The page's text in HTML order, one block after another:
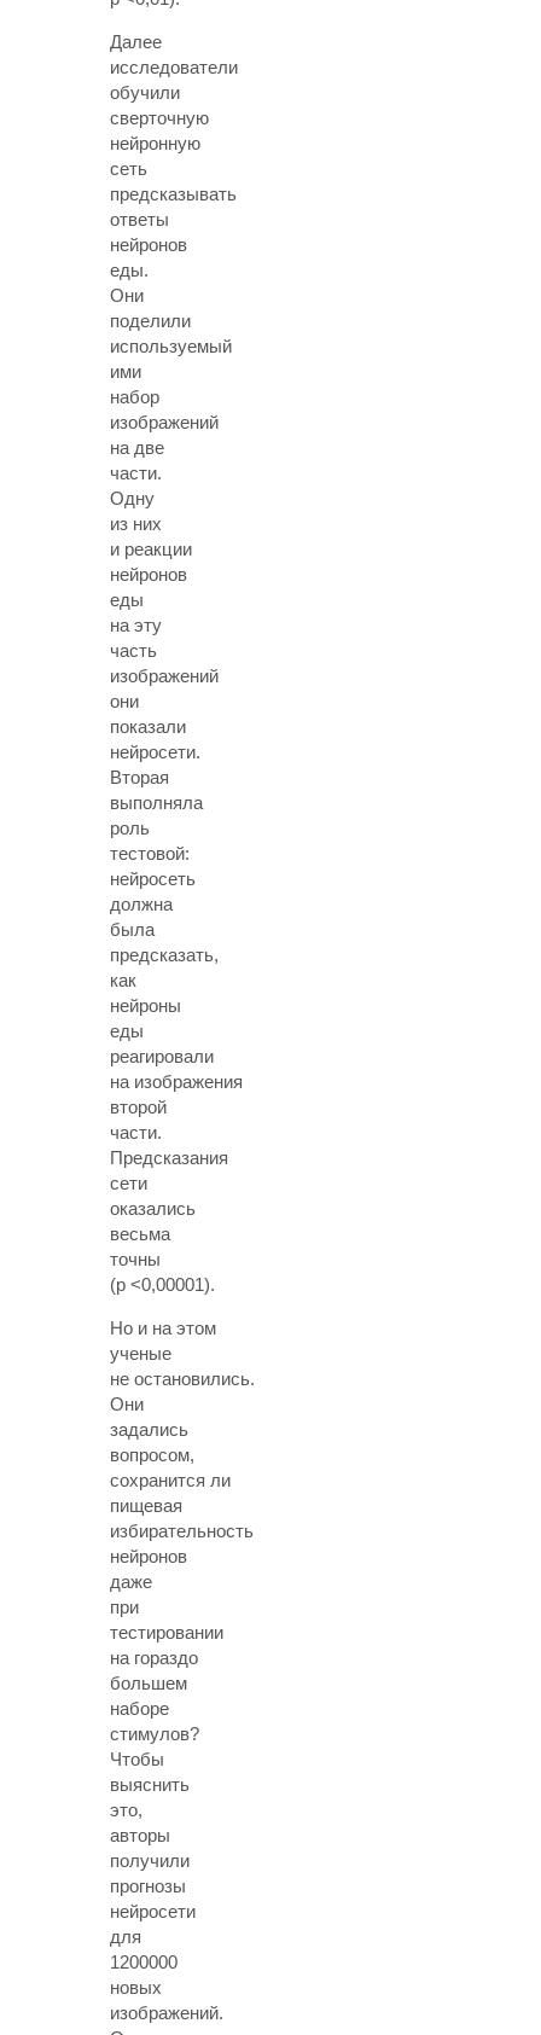
Далее
исследователи
обучили
сверточную
нейронную
сеть
предсказывать
ответы
нейронов
еды.
Они
поделили
используемый
ими
набор
изображений
на две
части.
Одну
из них
и реакции
нейронов
еды
на эту
часть
изображений
они
показали
нейросети.
Вторая
выполняла
роль
тестовой:
нейросеть
должна
была
предсказать,
как
нейроны
еды
реагировали
на изображения
второй
части.
Предсказания
сети
оказались
весьма
точны
(p <0,00001).
Но и на этом
ученые
не остановились.
Они
задались
вопросом,
сохранится ли
пищевая
избирательность
нейронов
даже
при
тестировании
на гораздо
большем
наборе
стимулов?
Чтобы
выяснить
это,
авторы
получили
прогнозы
нейросети
для
1200000
новых
изображений.